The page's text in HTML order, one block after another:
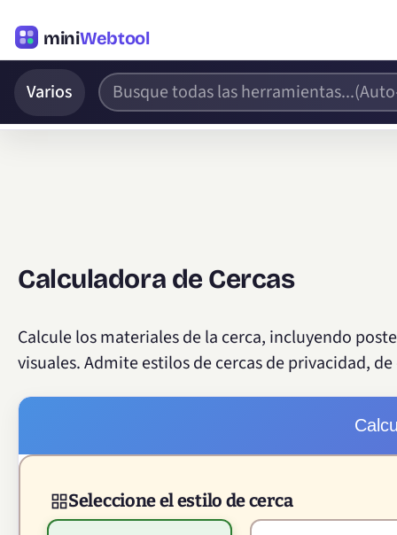
miniWebtool
Varios
Calculadora de Cercas
Calcule los materiales de la cerca, incluyendo
visuales. Admite estilos de cercas de privacidad,
Seleccione el estilo de cerca